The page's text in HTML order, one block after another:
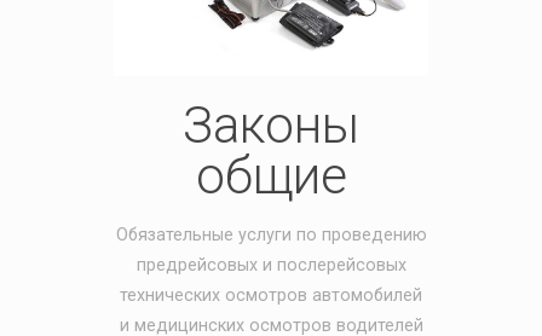
Законы
общие
Обязательные услуги по проведению
предрейсовых и послерейсовых
технических осмотров автомобилей
и медицинских осмотров водителей